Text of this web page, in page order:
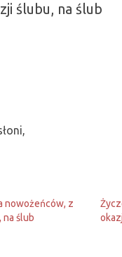
ślubu, na ślub
nowożeńców, z
na ślub